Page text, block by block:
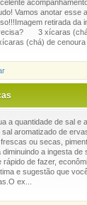
Vamos anotar esse
retirada da
3 xícaras (chá)
(chá) de cenoura
a quantidade de sal e
sal aromatizado de
ou secas,
diminuindo a ingesta de
rápido de fazer,
e sugestão que
ex...